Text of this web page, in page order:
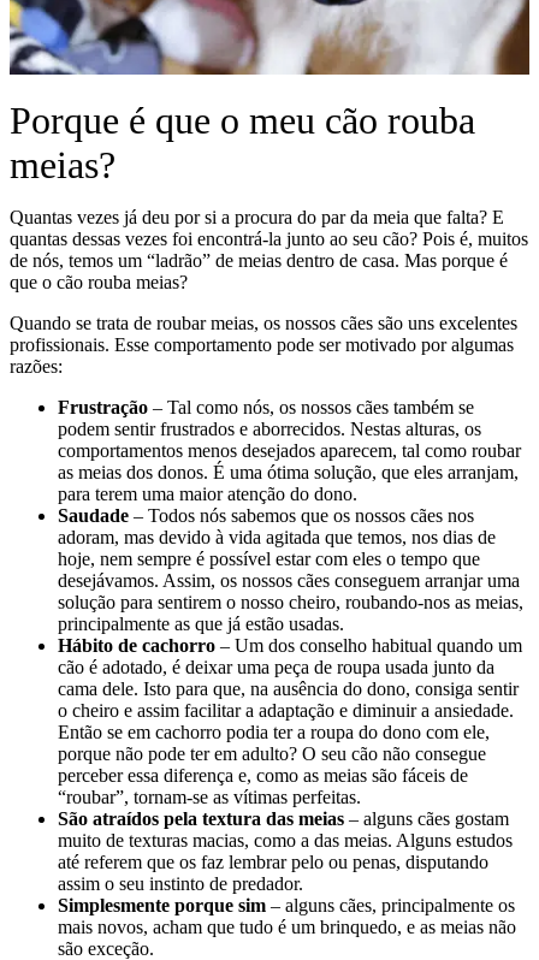
Porque é que o meu cão rouba
meias?
Quantas vezes já deu por si a procura do par da meia que falta? E
quantas dessas vezes foi encontrá-la junto ao seu cão? Pois é, muitos
de nós, temos um “ladrão” de meias dentro de casa. Mas porque é
que o cão rouba meias?
Quando se trata de roubar meias, os nossos cães são uns excelentes
profissionais. Esse comportamento pode ser motivado por algumas
razões:
Frustração – Tal como nós, os nossos cães também se
podem sentir frustrados e aborrecidos. Nestas alturas, os
comportamentos menos desejados aparecem, tal como roubar
as meias dos donos. É uma ótima solução, que eles arranjam,
para terem uma maior atenção do dono.
Saudade – Todos nós sabemos que os nossos cães nos
adoram, mas devido à vida agitada que temos, nos dias de
hoje, nem sempre é possível estar com eles o tempo que
desejávamos. Assim, os nossos cães conseguem arranjar uma
solução para sentirem o nosso cheiro, roubando-nos as meias,
principalmente as que já estão usadas.
Hábito de cachorro – Um dos conselho habitual quando um
cão é adotado, é deixar uma peça de roupa usada junto da
cama dele. Isto para que, na ausência do dono, consiga sentir
o cheiro e assim facilitar a adaptação e diminuir a ansiedade.
Então se em cachorro podia ter a roupa do dono com ele,
porque não pode ter em adulto? O seu cão não consegue
perceber essa diferença e, como as meias são fáceis de
“roubar”, tornam-se as vítimas perfeitas.
São atraídos pela textura das meias – alguns cães gostam
muito de texturas macias, como a das meias. Alguns estudos
até referem que os faz lembrar pelo ou penas, disputando
assim o seu instinto de predador.
Simplesmente porque sim – alguns cães, principalmente os
mais novos, acham que tudo é um brinquedo, e as meias não
são exceção.